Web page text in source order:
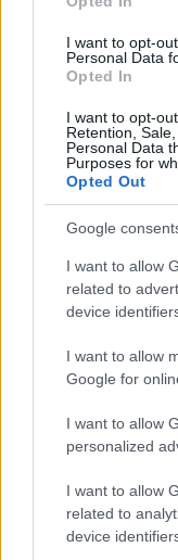
I want to opt-
Personal Data
Opted In
I want to opt-
Retention,
Personal Data
Purposes for
Opted Out
Google
I want to allow
related to
device
I want to allow
Google for
I want to allow
personalized
I want to allow
related to
device
LEGÚJABB